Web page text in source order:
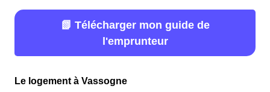
📗 Télécharger mon guide de
l'emprunteur
Le logement à Vassogne